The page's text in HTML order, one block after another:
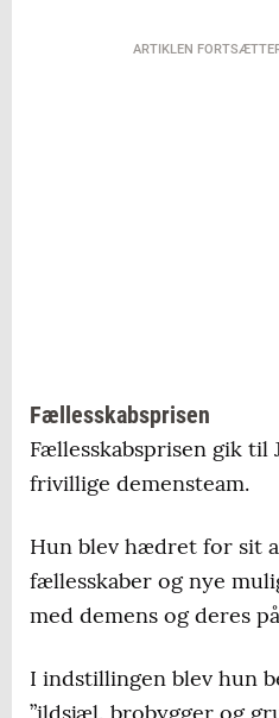
ARTIKLEN
Fællesskabsprisen
Fællesskabsprisen gik
frivillige demensteam.
Hun blev hædret for sit
fællesskaber og nye
med demens og deres
I indstillingen blev hun